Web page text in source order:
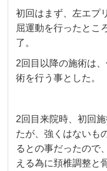
初回はまず、左エプ
屈運動を行ったとこ
了。
2回目以降の施術は
術を行う事とした。
2回目来院時、初回
たが、強くはないも
るとの事だったので
える為に頚椎調整と